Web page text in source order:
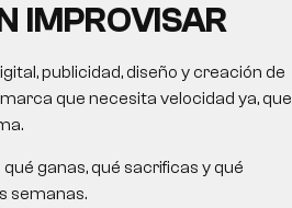
IMPROVISAR
publicidad, diseño y creación de
que necesita velocidad ya, que
ganas, qué sacrificas y qué
semanas.